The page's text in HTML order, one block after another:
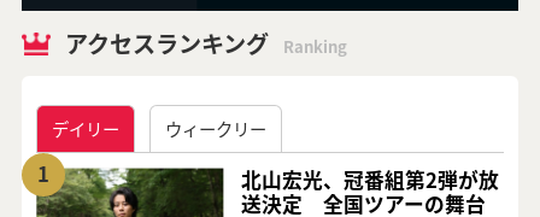
アクセスランキング Ranking
デイリー ウィークリー
1
北山宏光、冠番組第2弾が放
送決定 全国ツアーの舞台